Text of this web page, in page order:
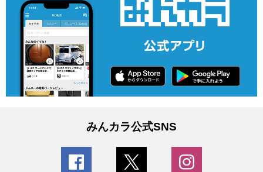
みんカラ公式SNS